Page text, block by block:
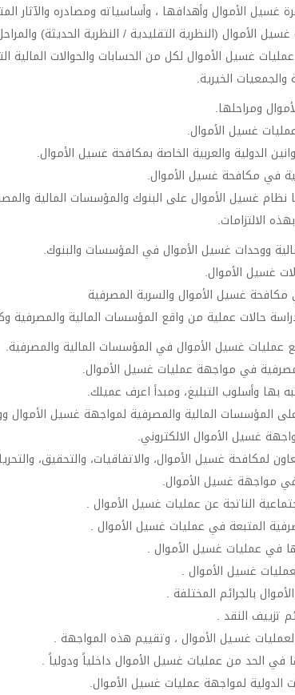
الأموال وأهدافها ، وأساسياته ومصادره والآثار
الأموال (النظرية التقليدية / النظرية الحديثة)
غسيل الأموال لكل من الحسابات والحوالات المالية
الخيرية.
ومراحلها.
غسيل الأموال.
الدولية والعربية الخاصة بمكافحة غسيل الأموال.
في مكافحة غسيل الأموال.
نظام غسيل الأموال على البنوك والمؤسسات المالية
الالتزامات.
ووحدات غسيل الأموال في المؤسسات والبنوك.
غسيل الأموال.
مكافحة غسيل الأموال والسرية المصرفية
حالات عملية من واقع المؤسسات المالية والمصرفية
عمليات غسيل الأموال في المؤسسات المالية والمصرفية.
في مواجهة عمليات غسيل الأموال.
بها وأسلوب التبليغ، ومبدأ اعرف عميلك.
المؤسسات المالية والمصرفية لمواجهة غسيل الأموال
غسيل الأموال الالكتروني.
لمكافحة غسيل الأموال، والاتفاقيات، والتحقيق،
مواجهة غسيل الأموال.
الناتجة عن عمليات غسيل الأموال .
المتبعة في عمليات غسيل الأموال .
في عمليات غسيل الأموال .
غسيل الأموال .
بالجرائم المختلفة .
تزييف النقد .
لعمليات غسـيل الأموال ، وتقييم هذه المواجهة .
في الحد من عمليات غسيل الأموال داخلياً ودولياً .
الدولية لمواجهة عمليات غسيل الأموال.